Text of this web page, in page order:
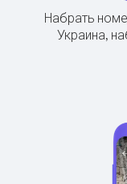
Набрать
Украина,